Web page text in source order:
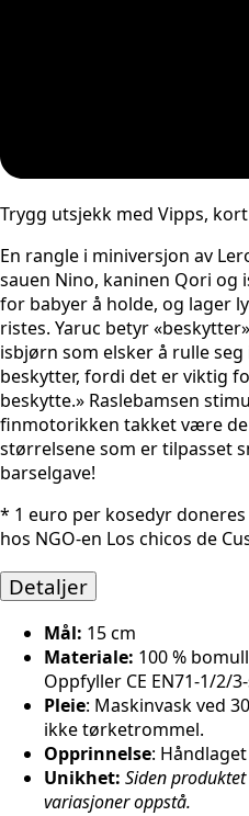
Trygg utsjekk med Vipps,
En rangle i miniversjon av
sauen Nino, kaninen Qori og
for babyer å holde, og lager
ristes. Yaruc betyr
isbjørn som elsker å rulle
beskytter, fordi det er viktig
beskytte.» Raslebamsen
finmotorikken takket være
størrelsene som er tilpasset
barselgave!
* 1 euro per kosedyr
hos NGO-en Los chicos de
Detaljer
Mål: 15 cm
Materiale: 100 %
Oppfyller CE EN71-1/2/
Pleie: Maskinvask ved
ikke tørketrommel.
Opprinnelse:
Unikhet: Siden
variasjoner oppstå.